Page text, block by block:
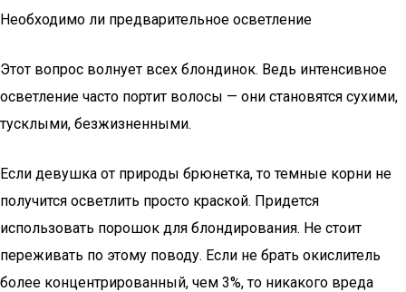
Необходимо ли предварительное осветление
Этот вопрос волнует всех блондинок. Ведь интенсивное
осветление часто портит волосы — они становятся сухими,
тусклыми, безжизненными.
Если девушка от природы брюнетка, то темные корни не
получится осветлить просто краской. Придется
использовать порошок для блондирования. Не стоит
переживать по этому поводу. Если не брать окислитель
более концентрированный, чем 3%, то никакого вреда